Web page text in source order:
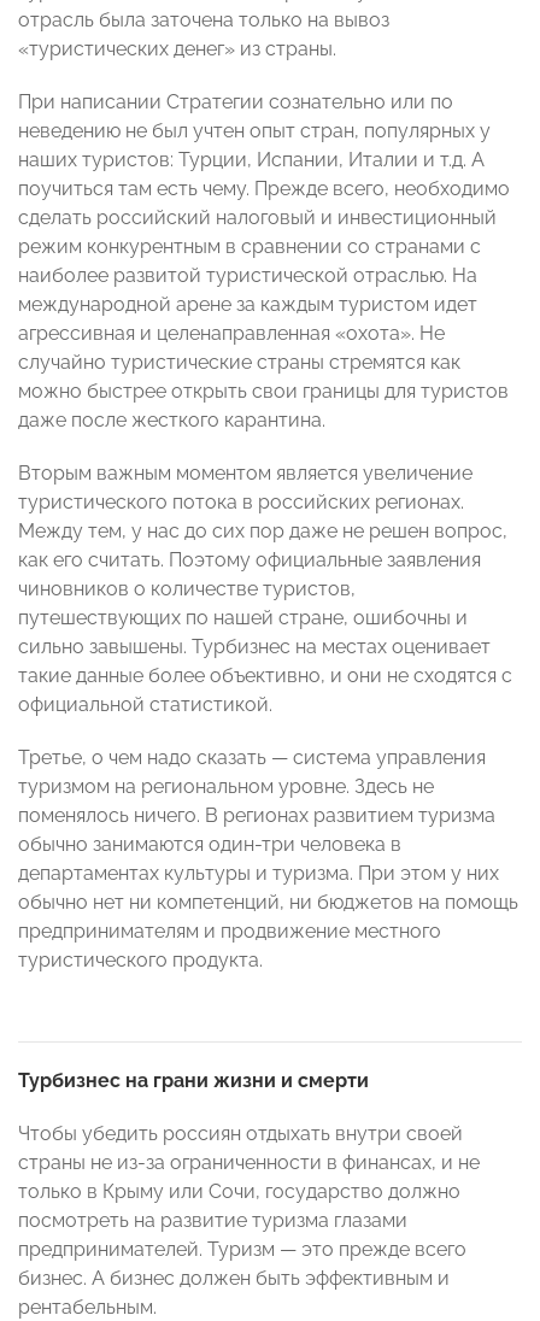
отрасль была заточена только на вывоз
«туристических денег» из страны.
При написании Стратегии сознательно или по
неведению не был учтен опыт стран, популярных у
наших туристов: Турции, Испании, Италии и т.д. А
поучиться там есть чему. Прежде всего, необходимо
сделать российский налоговый и инвестиционный
режим конкурентным в сравнении со странами с
наиболее развитой туристической отраслью. На
международной арене за каждым туристом идет
агрессивная и целенаправленная «охота». Не
случайно туристические страны стремятся как
можно быстрее открыть свои границы для туристов
даже после жесткого карантина.
Вторым важным моментом является увеличение
туристического потока в российских регионах.
Между тем, у нас до сих пор даже не решен вопрос,
как его считать. Поэтому официальные заявления
чиновников о количестве туристов,
путешествующих по нашей стране, ошибочны и
сильно завышены. Турбизнес на местах оценивает
такие данные более объективно, и они не сходятся с
официальной статистикой.
Третье, о чем надо сказать — система управления
туризмом на региональном уровне. Здесь не
поменялось ничего. В регионах развитием туризма
обычно занимаются один-три человека в
департаментах культуры и туризма. При этом у них
обычно нет ни компетенций, ни бюджетов на помощь
предпринимателям и продвижение местного
туристического продукта.
Турбизнес на грани жизни и смерти
Чтобы убедить россиян отдыхать внутри своей
страны не из-за ограниченности в финансах, и не
только в Крыму или Сочи, государство должно
посмотреть на развитие туризма глазами
предпринимателей. Туризм — это прежде всего
бизнес. А бизнес должен быть эффективным и
рентабельным.